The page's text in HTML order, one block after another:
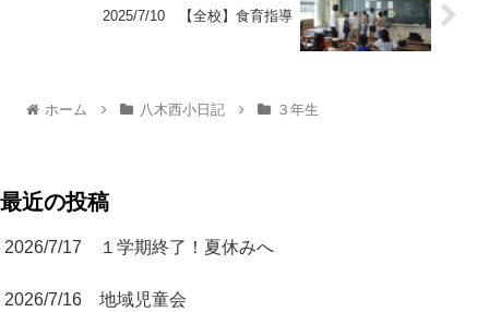
2025/7/10 【全校】食育指導
ホーム 八木西小日記 ３年生
最近の投稿
2026/7/17 １学期終了！夏休みへ
2026/7/16 地域児童会